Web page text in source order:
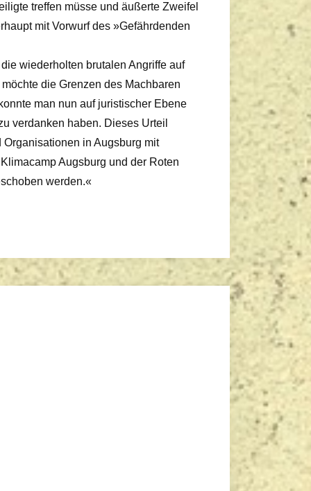
treffen müsse und äußerte Zweifel
mit Vorwurf des »Gefährdenden
wiederholten brutalen Angriffe auf
die Grenzen des Machbaren
man nun auf juristischer Ebene
verdanken haben. Dieses Urteil
in Augsburg mit
Augsburg und der Roten
werden.«